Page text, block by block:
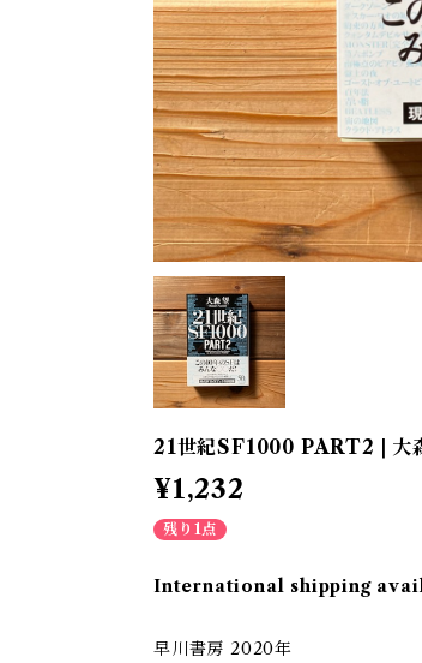
21世紀SF1000 PART2 | 大
¥1,232
残り1点
International shipping
早川書房 2020年